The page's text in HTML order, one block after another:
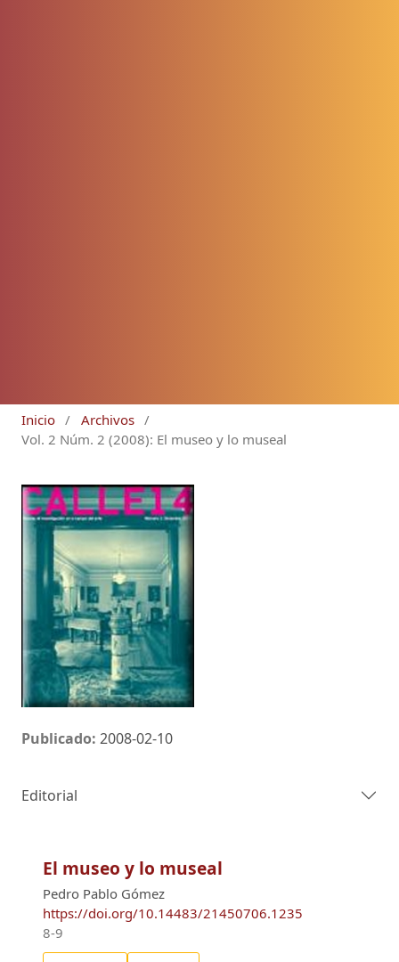
Inicio / Archivos /
Vol. 2 Núm. 2 (2008): El museo y lo museal
Publicado: 2008-02-10
Editorial
El museo y lo museal
Pedro Pablo Gómez
https://doi.org/10.14483/21450706.1235
8-9